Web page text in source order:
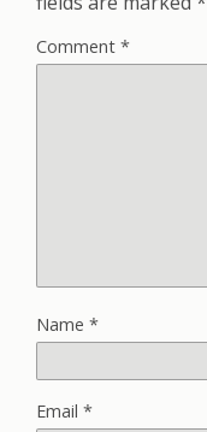
Comment *
Name *
Email *